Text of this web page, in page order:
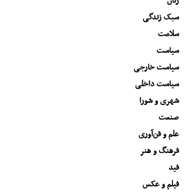
سبک زندگی
سلامت
سیاست
سیاست خارجی
سیاست داخلی
شهری و شورا
صنعت
علم و فن‌آوری
فرهنگ و هنر
فید
فیلم و عکس